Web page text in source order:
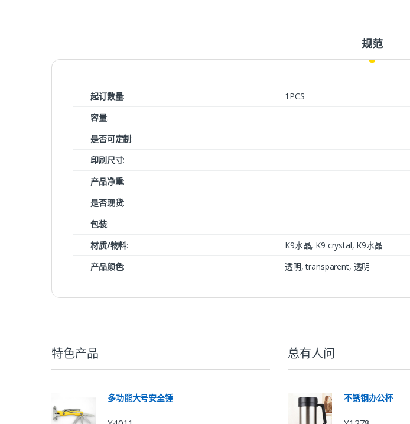
规范
起订数量:
1PCS
容量:
是否可定制:
印刷尺寸:
产品净重:
是否现货:
包装:
材质/物料:
K9水晶, K9 crystal, K9水晶
产品颜色: 透明, transparent, 透明
特色产品
多功能大号安全锤
总有人问
不锈钢办公杯